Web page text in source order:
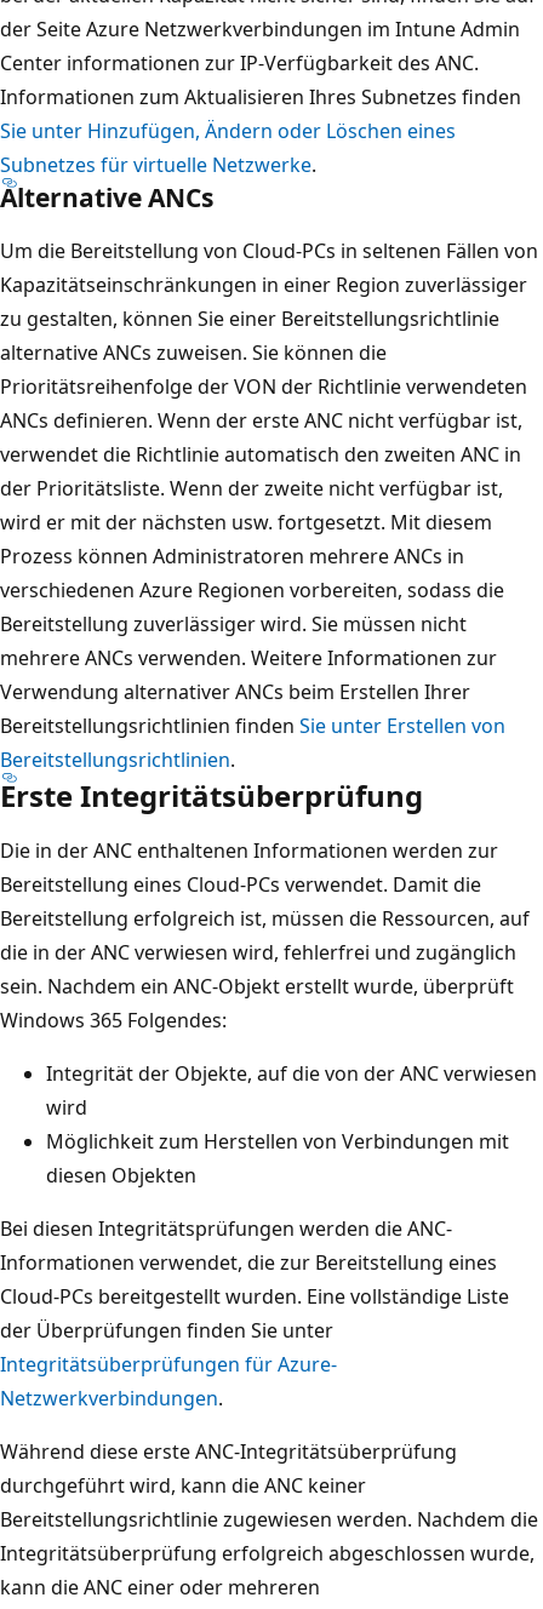
der Seite Azure Netzwerkverbindungen im Intune Admin
Center informationen zur IP-Verfügbarkeit des ANC.
Informationen zum Aktualisieren Ihres Subnetzes finden
Sie unter Hinzufügen, Ändern oder Löschen eines
Subnetzes für virtuelle Netzwerke.
Alternative ANCs
Um die Bereitstellung von Cloud-PCs in seltenen Fällen von
Kapazitätseinschränkungen in einer Region zuverlässiger
zu gestalten, können Sie einer Bereitstellungsrichtlinie
alternative ANCs zuweisen. Sie können die
Prioritätsreihenfolge der VON der Richtlinie verwendeten
ANCs definieren. Wenn der erste ANC nicht verfügbar ist,
verwendet die Richtlinie automatisch den zweiten ANC in
der Prioritätsliste. Wenn der zweite nicht verfügbar ist,
wird er mit der nächsten usw. fortgesetzt. Mit diesem
Prozess können Administratoren mehrere ANCs in
verschiedenen Azure Regionen vorbereiten, sodass die
Bereitstellung zuverlässiger wird. Sie müssen nicht
mehrere ANCs verwenden. Weitere Informationen zur
Verwendung alternativer ANCs beim Erstellen Ihrer
Bereitstellungsrichtlinien finden Sie unter Erstellen von
Bereitstellungsrichtlinien.
Erste Integritätsüberprüfung
Die in der ANC enthaltenen Informationen werden zur
Bereitstellung eines Cloud-PCs verwendet. Damit die
Bereitstellung erfolgreich ist, müssen die Ressourcen, auf
die in der ANC verwiesen wird, fehlerfrei und zugänglich
sein. Nachdem ein ANC-Objekt erstellt wurde, überprüft
Windows 365 Folgendes:
Integrität der Objekte, auf die von der ANC verwiesen
wird
Möglichkeit zum Herstellen von Verbindungen mit
diesen Objekten
Bei diesen Integritätsprüfungen werden die ANC-
Informationen verwendet, die zur Bereitstellung eines
Cloud-PCs bereitgestellt wurden. Eine vollständige Liste
der Überprüfungen finden Sie unter
Integritätsüberprüfungen für Azure-
Netzwerkverbindungen.
Während diese erste ANC-Integritätsüberprüfung
durchgeführt wird, kann die ANC keiner
Bereitstellungsrichtlinie zugewiesen werden. Nachdem die
Integritätsüberprüfung erfolgreich abgeschlossen wurde,
kann die ANC einer oder mehreren